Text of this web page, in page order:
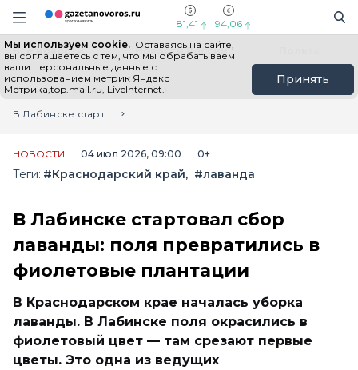
Информационный портал "ГазетаНоворос.ру"
Навигация сайта
81,41 94,06
Мы используем cookie. Оставаясь на сайте,
вы соглашаетесь с тем, что мы обрабатываем
ваши персональные данные с
использованием метрик Яндекс
Метрика,top.mail.ru, LiveInternet.
Принять
Все новости Новости России
Главная
Лента новостей
В Лабинске стартовал сбор лаванды: поля превратились в фиолетовые плантации
НОВОСТИ 04 июл 2026, 09:00 0+
Теги: #Краснодарский край #лаванда
В Лабинске стартовал сбор
лаванды: поля превратились в
фиолетовые плантации
В Краснодарском крае началась уборка
лаванды. В Лабинске поля окрасились в
фиолетовый цвет — там срезают первые
цветы. Это одна из ведущих